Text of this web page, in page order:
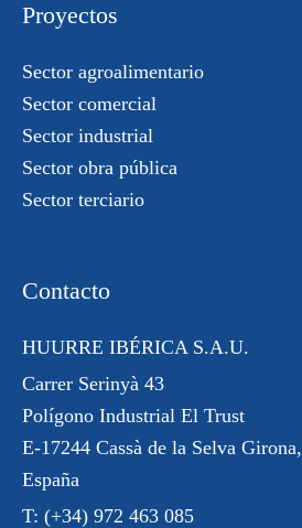
Proyectos
Sector agroalimentario
Sector comercial
Sector industrial
Sector obra pública
Sector terciario
Contacto
HUURRE IBÉRICA S.A.U.
Carrer Serinyà 43
Polígono Industrial El Trust
E-17244 Cassà de la Selva Girona,
España
T: (+34) 972 463 085